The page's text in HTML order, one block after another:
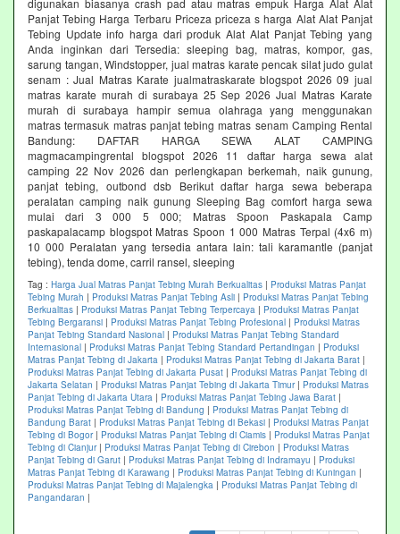
digunakan biasanya crash pad atau matras empuk Harga Alat Alat
Panjat Tebing Harga Terbaru Priceza priceza s harga Alat Alat Panjat
Tebing Update info harga dari produk Alat Alat Panjat Tebing yang
Anda inginkan dari Tersedia: sleeping bag, matras, kompor, gas,
sarung tangan, Windstopper, jual matras karate pencak silat judo gulat
senam : Jual Matras Karate jualmatraskarate blogspot 2026 09 jual
matras karate murah di surabaya 25 Sep 2026 Jual Matras Karate
murah di surabaya hampir semua olahraga yang menggunakan
matras termasuk matras panjat tebing matras senam Camping Rental
Bandung: DAFTAR HARGA SEWA ALAT CAMPING
magmacampingrental blogspot 2026 11 daftar harga sewa alat
camping 22 Nov 2026 dan perlengkapan berkemah, naik gunung,
panjat tebing, outbond dsb Berikut daftar harga sewa beberapa
peralatan camping naik gunung Sleeping Bag comfort harga sewa
mulai dari 3 000 5 000; Matras Spoon Paskapala Camp
paskapalacamp blogspot Matras Spoon 1 000 Matras Terpal (4x6 m)
10 000 Peralatan yang tersedia antara lain: tali karamantle (panjat
tebing), tenda dome, carril ransel, sleeping
Tag : Harga Jual Matras Panjat Tebing Murah Berkualitas | Produksi Matras Panjat
Tebing Murah | Produksi Matras Panjat Tebing Asli | Produksi Matras Panjat Tebing
Berkualitas | Produksi Matras Panjat Tebing Terpercaya | Produksi Matras Panjat
Tebing Bergaransi | Produksi Matras Panjat Tebing Profesional | Produksi Matras
Panjat Tebing Standard Nasional | Produksi Matras Panjat Tebing Standard
Internasional | Produksi Matras Panjat Tebing Standard Pertandingan | Produksi
Matras Panjat Tebing di Jakarta | Produksi Matras Panjat Tebing di Jakarta Barat |
Produksi Matras Panjat Tebing di Jakarta Pusat | Produksi Matras Panjat Tebing di
Jakarta Selatan | Produksi Matras Panjat Tebing di Jakarta Timur| Produksi Matras
Panjat Tebing di Jakarta Utara | Produksi Matras Panjat Tebing Jawa Barat |
Produksi Matras Panjat Tebing di Bandung | Produksi Matras Panjat Tebing di
Bandung Barat | Produksi Matras Panjat Tebing di Bekasi | Produksi Matras Panjat
Tebing di Bogor| Produksi Matras Panjat Tebing di Ciamis | Produksi Matras Panjat
Tebing di Cianjur| Produksi Matras Panjat Tebing di Cirebon | Produksi Matras
Panjat Tebing di Garut | Produksi Matras Panjat Tebing di Indramayu | Produksi
Matras Panjat Tebing di Karawang | Produksi Matras Panjat Tebing di Kuningan |
Produksi Matras Panjat Tebing di Majalengka | Produksi Matras Panjat Tebing di
Pangandaran |